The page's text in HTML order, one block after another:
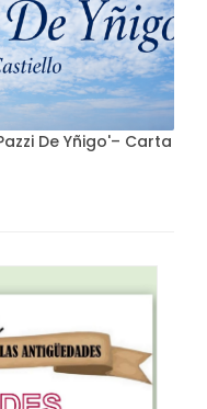
De Yñigo'– Carta